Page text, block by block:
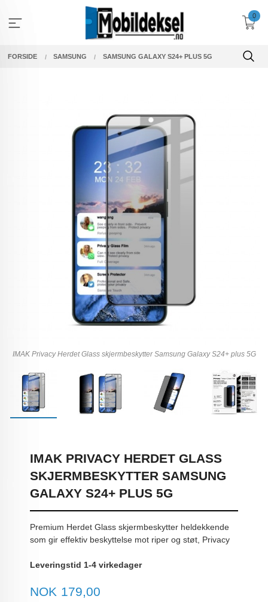
innholdet
0
FORSIDE SAMSUNG SAMSUNG GALAXY S24+ PLUS 5G
IMAK Privacy Herdet Glass skjermbeskytter Samsung Galaxy S24+ plus 5G
IMAK PRIVACY HERDET GLASS
SKJERMBESKYTTER SAMSUNG
GALAXY S24+ PLUS 5G
Premium Herdet Glass skjermbeskytter heldekkende
som gir effektiv beskyttelse mot riper og støt, Privacy
Leveringstid 1-4 virkedager
Pris
NOK 179,00